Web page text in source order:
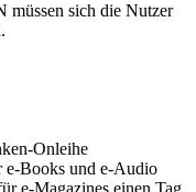
müssen sich die Nutzer
Onleihe
e-Books und e-Audio